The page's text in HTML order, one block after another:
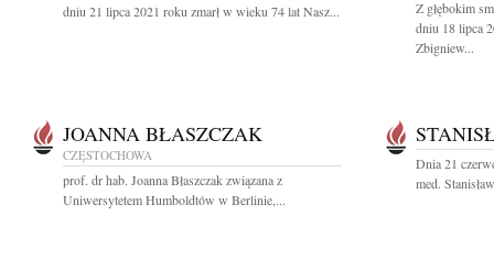
dniu 21 lipca 2021 roku zmarł w wieku 74 lat Nasz...
Z głębokim
dniu 18 lipca
Zbigniew...
JOANNA BŁASZCZAK
CZĘSTOCHOWA
prof. dr hab. Joanna Błaszczak związana z
Uniwersytetem Humboldtów w Berlinie,...
Dnia 21
med.